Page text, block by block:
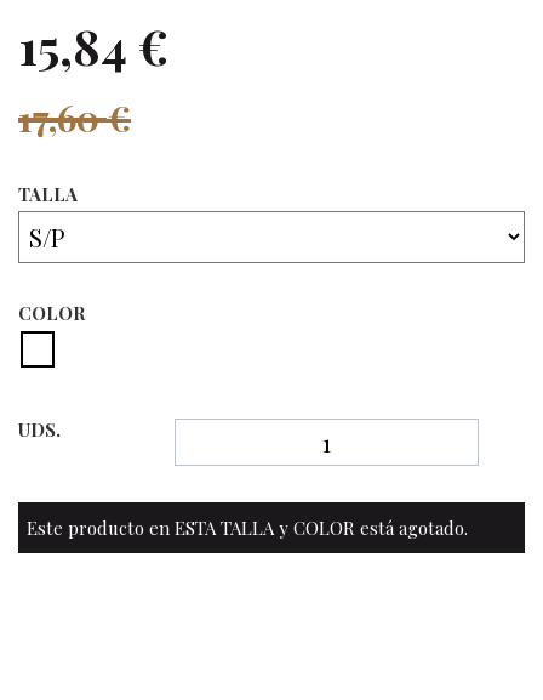
15,84 €
17,60 €
TALLA
COLOR
UDS.
Este producto en ESTA TALLA y COLOR está agotado.